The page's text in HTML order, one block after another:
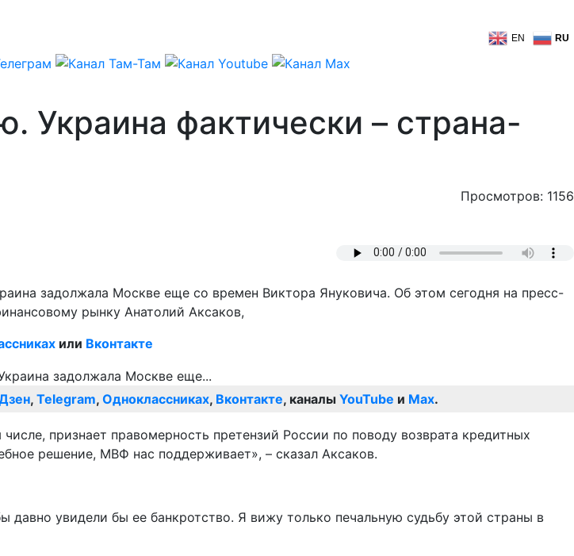
EN RU
фактически – страна-
Просмотров: 1156
задолжала Москве еще со времен Виктора Януковича. Об этом сегодня на пресс-
рынку Анатолий Аксаков,
или Вконтакте
, Telegram, Одноклассниках, Вконтакте, каналы YouTube и Max.
признает правомерность претензий России по поводу возврата кредитных
решение, МВФ нас поддерживает», – сказал Аксаков.
увидели бы ее банкротство. Я вижу только печальную судьбу этой страны в